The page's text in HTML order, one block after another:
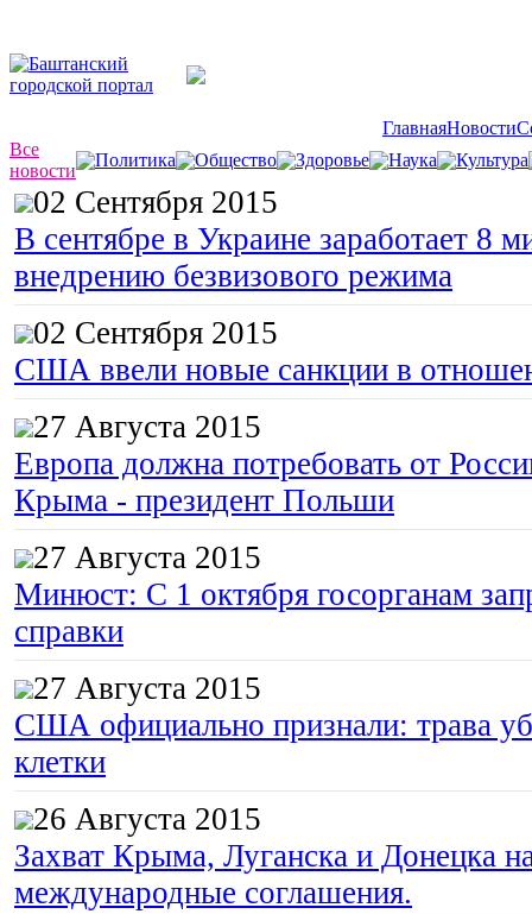
ГлавнаяНовости
Все
новости
Политика Общество Здоровье Наука Культура
02 Сентября 2015
В сентябре в Украине заработает 8
внедрению безвизового режима
02 Сентября 2015
США ввели новые санкции в
27 Августа 2015
Европа должна потребовать от
Крыма - президент Польши
27 Августа 2015
Минюст: С 1 октября госорганам
справки
27 Августа 2015
США официально признали: трава
клетки
26 Августа 2015
Захват Крыма, Луганска и Донецка
международные соглашения.